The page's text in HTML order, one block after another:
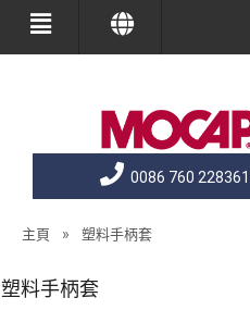
0086 760
主頁 » 塑料手柄套
塑料手柄套